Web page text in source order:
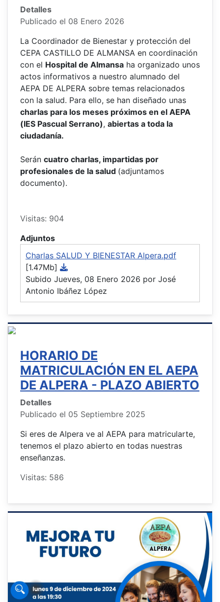
Detalles
Publicado el 08 Enero 2026
La Coordinador de Bienestar y protección del
CEPA CASTILLO DE ALMANSA en coordinación
con el Hospital de Almansa ha organizado unos
actos informativos a nuestro alumnado del
AEPA DE ALPERA sobre temas relacionados
con la salud. Para ello, se han diseñado unas
charlas para los meses próximos en el AEPA
(IES Pascual Serrano), abiertas a toda la
ciudadanía.
Serán cuatro charlas, impartidas por
profesionales de la salud (adjuntamos
documento).
Visitas: 904
Adjuntos
Charlas SALUD Y BIENESTAR Alpera.pdf
[1.47Mb]
Subido Jueves, 08 Enero 2026 por José
Antonio Ibáñez López
HORARIO DE
MATRICULACIÓN EN EL AEPA
DE ALPERA - PLAZO ABIERTO
Detalles
Publicado el 05 Septiembre 2025
Si eres de Alpera ve al AEPA para matricularte,
tenemos el plazo abierto en todas nuestras
enseñanzas.
Visitas: 586